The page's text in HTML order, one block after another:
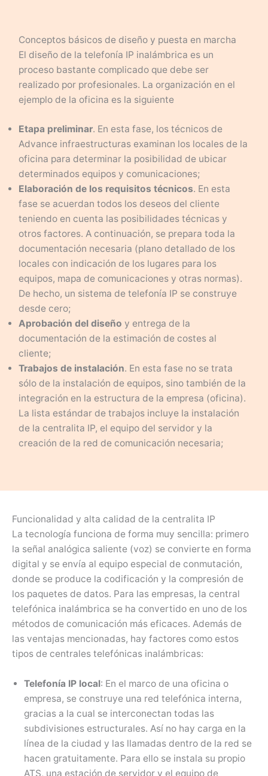
Conceptos básicos de diseño y puesta en marcha
El diseño de la telefonía IP inalámbrica es un
proceso bastante complicado que debe ser
realizado por profesionales. La organización en el
ejemplo de la oficina es la siguiente
Etapa preliminar. En esta fase, los técnicos de
Advance infraestructuras examinan los locales de la
oficina para determinar la posibilidad de ubicar
determinados equipos y comunicaciones;
Elaboración de los requisitos técnicos. En esta
fase se acuerdan todos los deseos del cliente
teniendo en cuenta las posibilidades técnicas y
otros factores. A continuación, se prepara toda la
documentación necesaria (plano detallado de los
locales con indicación de los lugares para los
equipos, mapa de comunicaciones y otras normas).
De hecho, un sistema de telefonía IP se construye
desde cero;
Aprobación del diseño y entrega de la
documentación de la estimación de costes al
cliente;
Trabajos de instalación. En esta fase no se trata
sólo de la instalación de equipos, sino también de la
integración en la estructura de la empresa (oficina).
La lista estándar de trabajos incluye la instalación
de la centralita IP, el equipo del servidor y la
creación de la red de comunicación necesaria;
Funcionalidad y alta calidad de la centralita IP
La tecnología funciona de forma muy sencilla: primero
la señal analógica saliente (voz) se convierte en forma
digital y se envía al equipo especial de conmutación,
donde se produce la codificación y la compresión de
los paquetes de datos. Para las empresas, la central
telefónica inalámbrica se ha convertido en uno de los
métodos de comunicación más eficaces. Además de
las ventajas mencionadas, hay factores como estos
tipos de centrales telefónicas inalámbricas:
Telefonía IP local: En el marco de una oficina o
empresa, se construye una red telefónica interna,
gracias a la cual se interconectan todas las
subdivisiones estructurales. Así no hay carga en la
línea de la ciudad y las llamadas dentro de la red se
hacen gratuitamente. Para ello se instala su propio
ATS, una estación de servidor y el equipo de